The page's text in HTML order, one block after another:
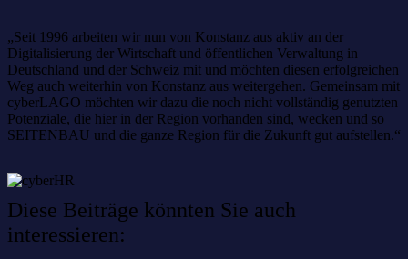
„Seit 1996 arbeiten wir nun von Konstanz aus aktiv an der
Digitalisierung der Wirtschaft und öffentlichen Verwaltung in
Deutschland und der Schweiz mit und möchten diesen erfolgreichen
Weg auch weiterhin von Konstanz aus weitergehen. Gemeinsam mit
cyberLAGO möchten wir dazu die noch nicht vollständig genutzten
Potenziale, die hier in der Region vorhanden sind, wecken und so
SEITENBAU und die ganze Region für die Zukunft gut aufstellen.“
Diese Beiträge könnten Sie auch
interessieren: